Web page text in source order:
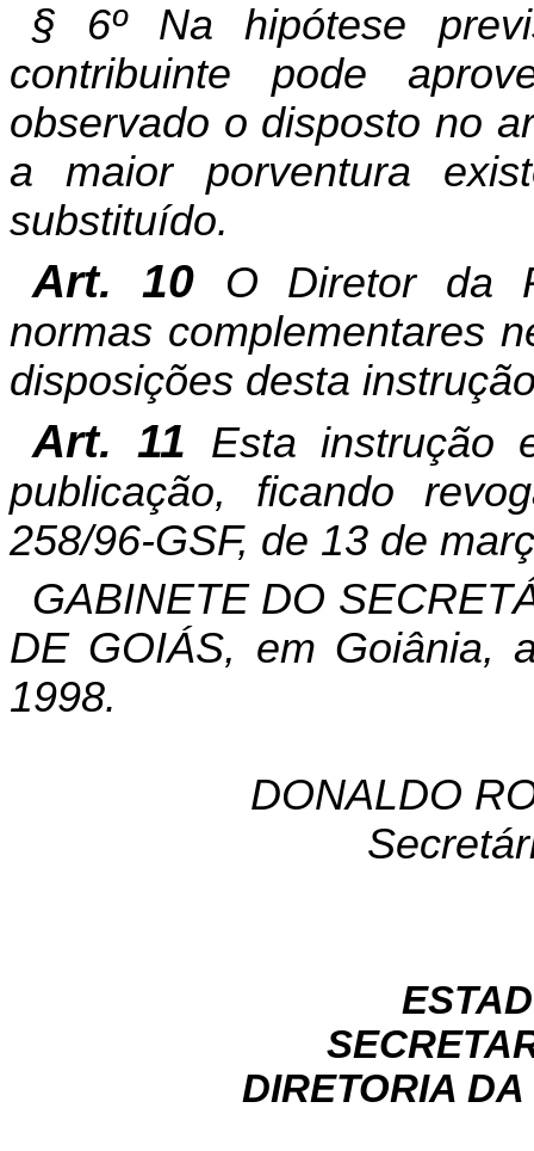
§ 6º Na hipótese
contribuinte pode
observado o disposto no
a maior porventura
substituído.
Art. 10 O Diretor da
normas complementares
disposições desta
Art. 11 Esta instrução
publicação, ficando
258/96-GSF, de 13 de
GABINETE DO
DE GOIÁS, em Goiânia,
1998.
DONALDO
DIRETORIA